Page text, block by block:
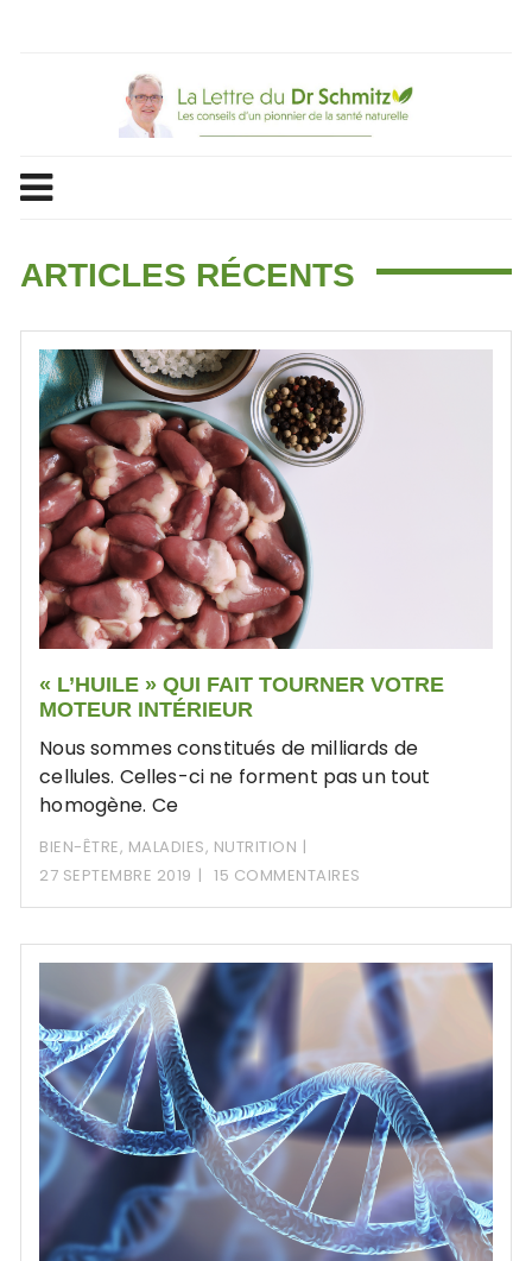
ARTICLES RÉCENTS
« L’HUILE » QUI FAIT TOURNER VOTRE
MOTEUR INTÉRIEUR
Nous sommes constitués de milliards de
cellules. Celles-ci ne forment pas un tout
homogène. Ce
BIEN-ÊTRE, MALADIES, NUTRITION
27 SEPTEMBRE 2019
15 COMMENTAIRES